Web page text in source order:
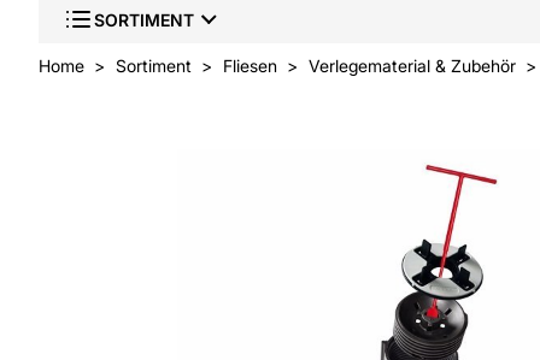
SORTIMENT
Home Sortiment Fliesen Verlegematerial & Zubehör